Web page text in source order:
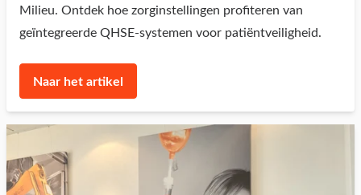
Milieu. Ontdek hoe zorginstellingen profiteren van
geïntegreerde QHSE-systemen voor patiëntveiligheid.
Naar het artikel